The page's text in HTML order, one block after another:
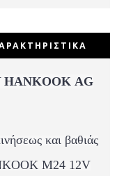
AG
και βαθιάς
M24 12V